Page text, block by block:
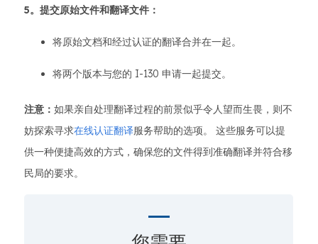
5。提交原始文件和翻译文件：
将原始文档和经过认证的翻译合并在一起。
将两个版本与您的 I-130 申请一起提交。
注意： 如果亲自处理翻译过程的前景似乎令人望而生畏，则不
妨探索寻求在线认证翻译服务帮助的选项。 这些服务可以提
供一种便捷高效的方式，确保您的文件得到准确翻译并符合移
民局的要求。